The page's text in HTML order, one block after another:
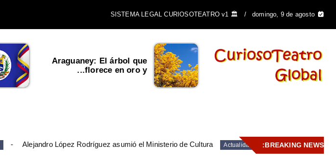
domingo, 9 de agosto
🏛️ SISTEMA LEGAL CURIOSOTEATRO v1
Araguaney: El árbol que
florece en oro y...
BREAKING NEWS:
Actualidad
Alejandro López Rodríguez asumió el Ministerio de Cultura